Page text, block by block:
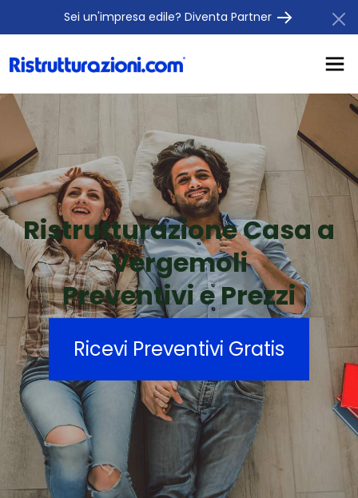
Sei un'impresa edile? Diventa Partner
Ristrutturazione Casa a
Vergemoli
Preventivi e Prezzi
Ricevi Preventivi Gratis